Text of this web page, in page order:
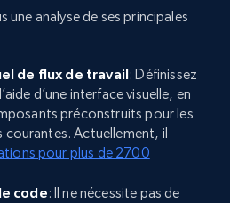
analyse de ses principales
de flux de travail: Définissez
d’une interface visuelle, en
préconstruits pour les
courantes. Actuellement, il
pour plus de 2700
code: Il ne nécessite pas de